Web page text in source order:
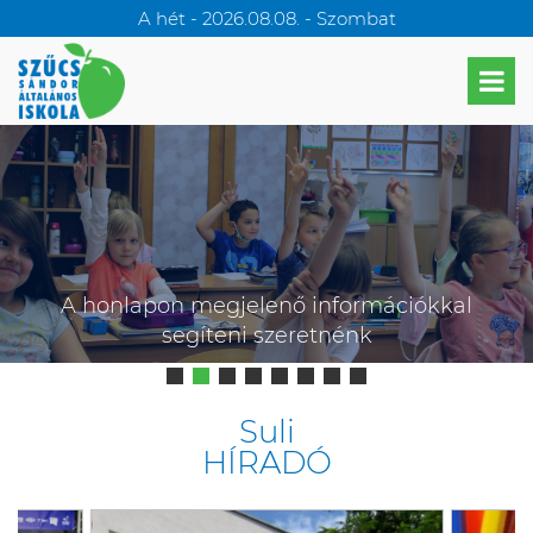
A hét - 2026.08.08. - Szombat
A honlapon megjelenő információkkal
segíteni szeretnénk
Suli
HÍRADÓ